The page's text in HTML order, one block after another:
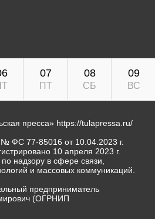
07
ПТ
08
СБ
09
ВС
пресса» https://tulapressa.ru/
№ ФС 77-85016 от 10.04.2023 г.
10 апреля 2023 г.
надзору в сфере связи,
и массовых коммуникаций.
предприниматель
(ОГРНИП